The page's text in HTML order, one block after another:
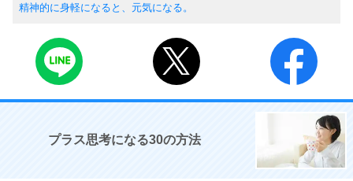
精神的に身軽になると、元気になる。
プラス思考になる30の方法